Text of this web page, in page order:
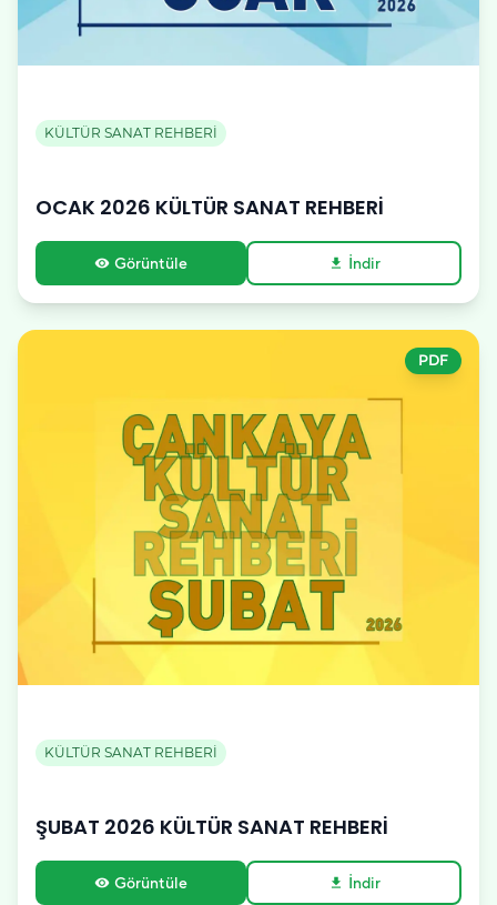
KÜLTÜR SANAT REHBERİ
OCAK 2026 KÜLTÜR SANAT REHBERİ
visibility Görüntüle download İndir
PDF
KÜLTÜR SANAT REHBERİ
ŞUBAT 2026 KÜLTÜR SANAT REHBERİ
visibility Görüntüle download İndir